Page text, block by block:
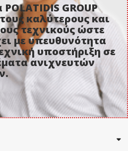
POLATIDIS GROUP
καλύτερους και
τεχνικούς ώστε
με υπευθυνότητα
υποστήριξη σε
ανιχνευτών